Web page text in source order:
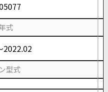
式
2022.02
型式